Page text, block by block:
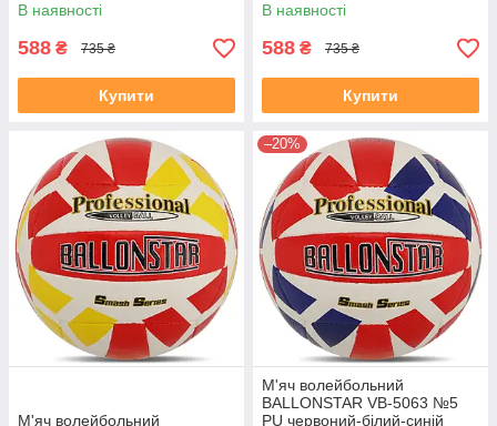
В наявності
588 ₴ 735 ₴
Купити
В наявності
588 ₴ 735 ₴
Купити
М'яч волейбольний
–20%
М'яч волейбольний
BALLONSTAR VB-5063 №5
PU червоний-білий-синій